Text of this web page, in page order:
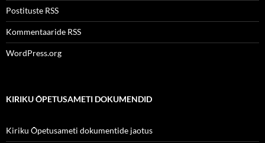
Postituste RSS
Kommentaaride RSS
WordPress.org
KIRIKU ÕPETUSAMETI DOKUMENDID
Kiriku Õpetusameti dokumentide jaotus